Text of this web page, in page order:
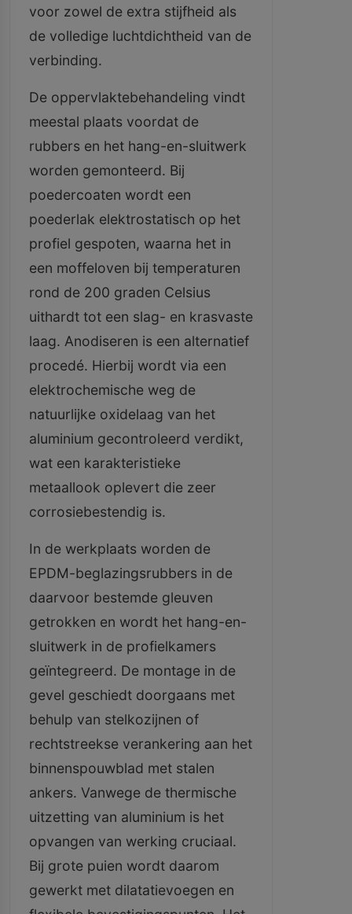
voor zowel de extra stijfheid als
de volledige luchtdichtheid van de
verbinding.
De oppervlaktebehandeling vindt
meestal plaats voordat de
rubbers en het hang-en-sluitwerk
worden gemonteerd. Bij
poedercoaten wordt een
poederlak elektrostatisch op het
profiel gespoten, waarna het in
een moffeloven bij temperaturen
rond de 200 graden Celsius
uithardt tot een slag- en krasvaste
laag. Anodiseren is een alternatief
procedé. Hierbij wordt via een
elektrochemische weg de
natuurlijke oxidelaag van het
aluminium gecontroleerd verdikt,
wat een karakteristieke
metaallook oplevert die zeer
corrosiebestendig is.
In de werkplaats worden de
EPDM-beglazingsrubbers in de
daarvoor bestemde gleuven
getrokken en wordt het hang-en-
sluitwerk in de profielkamers
geïntegreerd. De montage in de
gevel geschiedt doorgaans met
behulp van stelkozijnen of
rechtstreekse verankering aan het
binnenspouwblad met stalen
ankers. Vanwege de thermische
uitzetting van aluminium is het
opvangen van werking cruciaal.
Bij grote puien wordt daarom
gewerkt met dilatatievoegen en